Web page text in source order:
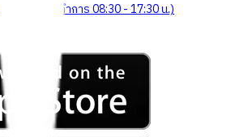
(เวลาทำการ 08:30 - 17:30 น.)